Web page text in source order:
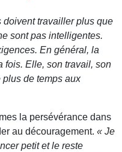
travailler plus que
sont pas intelligentes.
En général, la
fois. Elle, son travail, son
de temps aux
la persévérance dans
au découragement. « Je
petit et le reste